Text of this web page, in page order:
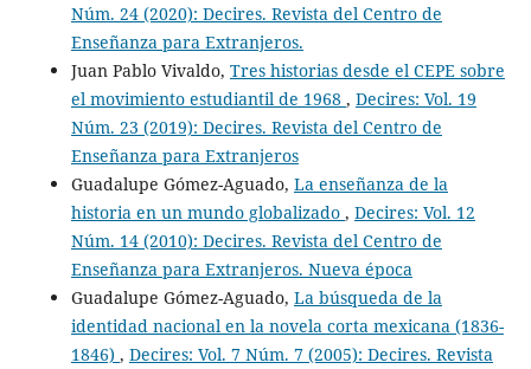
Núm. 24 (2020): Decires. Revista del Centro de
Enseñanza para Extranjeros.
Juan Pablo Vivaldo, Tres historias desde el CEPE sobre
el movimiento estudiantil de 1968 , Decires: Vol. 19
Núm. 23 (2019): Decires. Revista del Centro de
Enseñanza para Extranjeros
Guadalupe Gómez-Aguado, La enseñanza de la
historia en un mundo globalizado , Decires: Vol. 12
Núm. 14 (2010): Decires. Revista del Centro de
Enseñanza para Extranjeros. Nueva época
Guadalupe Gómez-Aguado, La búsqueda de la
identidad nacional en la novela corta mexicana (1836-
1846) , Decires: Vol. 7 Núm. 7 (2005): Decires. Revista